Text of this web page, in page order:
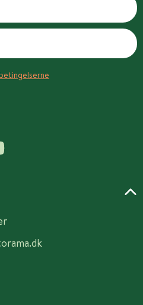
betingelserne